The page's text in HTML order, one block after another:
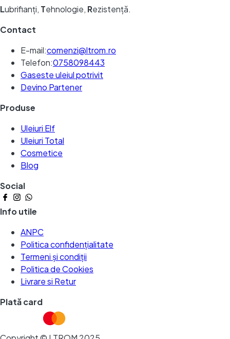
Lubrifianți, Tehnologie, Rezistență.
Contact
E-mail:comenzi@ltrom.ro
Telefon:0758098443
Gaseste uleiul potrivit
Devino Partener
Produse
Uleiuri Elf
Uleiuri Total
Cosmetice
Blog
Social
Info utile
ANPC
Politica confidențialitate
Termeni și condiții
Politica de Cookies
Livrare si Retur
Plată card